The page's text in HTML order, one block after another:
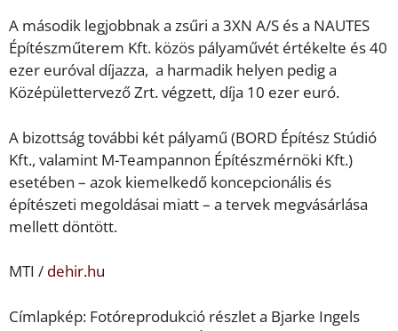
A második legjobbnak a zsűri a 3XN A/S és a NAUTES
Építészműterem Kft. közös pályaművét értékelte és 40
ezer euróval díjazza, a harmadik helyen pedig a
Középülettervező Zrt. végzett, díja 10 ezer euró.
A bizottság további két pályamű (BORD Építész Stúdió
Kft., valamint M-Teampannon Építészmérnöki Kft.)
esetében – azok kiemelkedő koncepcionális és
építészeti megoldásai miatt – a tervek megvásárlása
mellett döntött.
MTI / dehir.hu
Címlapkép: Fotóreprodukció részlet a Bjarke Ingels